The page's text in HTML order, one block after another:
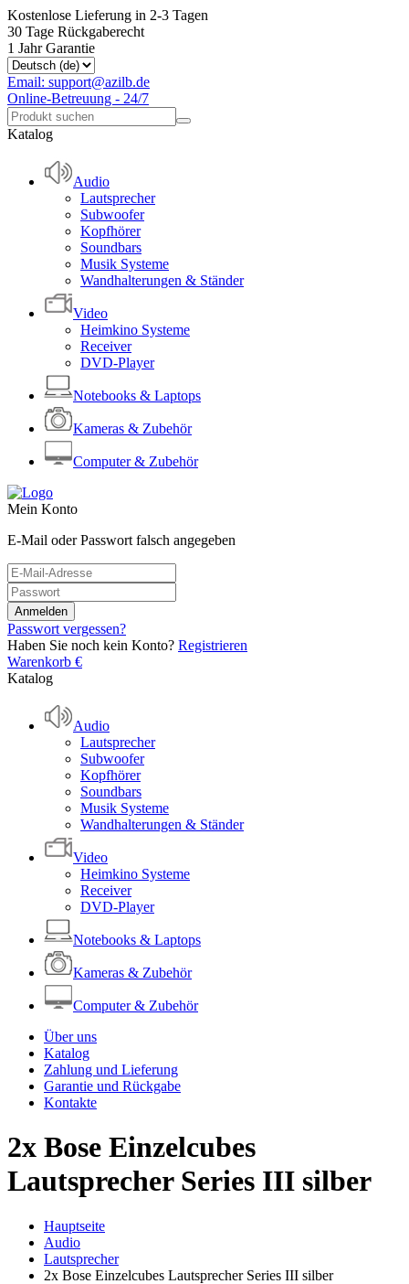
Kostenlose Lieferung in 2-3 Tagen
30 Tage Rückgaberecht
1 Jahr Garantie
Email: support@azilb.de
Online-Betreuung - 24/7
Katalog
Audio
Lautsprecher
Subwoofer
Kopfhörer
Soundbars
Musik Systeme
Wandhalterungen & Ständer
Video
Heimkino Systeme
Receiver
DVD-Player
Notebooks & Laptops
Kameras & Zubehör
Computer & Zubehör
Mein Konto
E-Mail oder Passwort falsch angegeben
Passwort vergessen?
Haben Sie noch kein Konto? Registrieren
Warenkorb €
Katalog
Audio
Lautsprecher
Subwoofer
Kopfhörer
Soundbars
Musik Systeme
Wandhalterungen & Ständer
Video
Heimkino Systeme
Receiver
DVD-Player
Notebooks & Laptops
Kameras & Zubehör
Computer & Zubehör
Über uns
Katalog
Zahlung und Lieferung
Garantie und Rückgabe
Kontakte
2x Bose Einzelcubes
Lautsprecher Series III silber
Hauptseite
Audio
Lautsprecher
2x Bose Einzelcubes Lautsprecher Series III silber